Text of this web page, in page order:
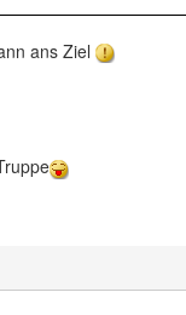
ans Ziel